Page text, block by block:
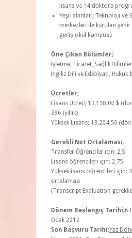
lisans ve 14 doktora
Yeşil alanları, Teknoloji ve
merkezleri ile kurulan şehir
geniş okul kampüsü
Öne Çıkan Bölümler;
İşletme, Ticaret, Sağlık
İngiliz Dili ve Edebiyatı, Hukuk
Ücretler;
Lisans Ücreti; 13,198.00 $
396 (yıllık)
Yüksek Lisans; 13,204.50
Gerekli Not Ortalaması;
Transfer Öğrenciler için: 2,5
Lisans öğrencileri için: 2,75
Yükseklisans öğrencileri için:
ortalaması
(Transcript Evaluation
Dönem Başlangıç Tarihi;6
Ocak 2012
Son Başvuru Tarihi;Yaz